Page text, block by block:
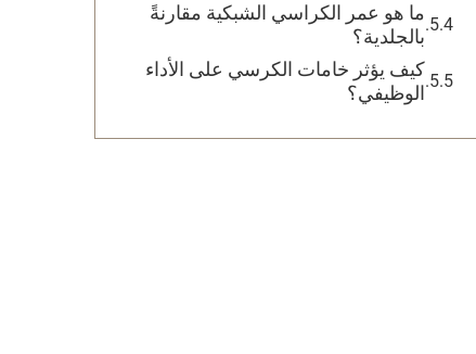
ما هو عمر الكراسي الشبكية مقارنةً
بالجلدية؟
كيف يؤثر خامات الكرسي على الأداء
الوظيفي؟